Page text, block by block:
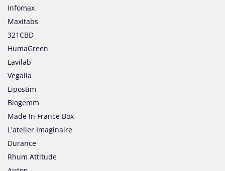
Infomax
Maxitabs
321CBD
HumaGreen
Lavilab
Vegalia
Lipostim
Biogemm
Made In France Box
L'atelier Imaginaire
Durance
Rhum Attitude